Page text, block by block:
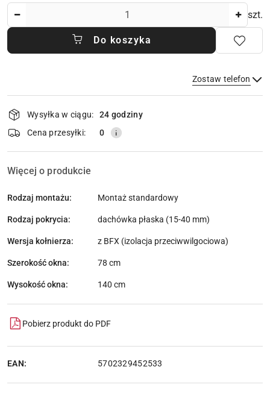
szt.
Do koszyka
Zostaw telefon
Wyślij
Dostępność
i
dostawa
Wysyłka w ciągu:
24 godziny
Cena przesyłki:
0
Więcej o produkcie
Rodzaj montażu: Montaż standardowy
Rodzaj pokrycia: dachówka płaska (15-40 mm)
Wersja kołnierza: z BFX (izolacja przeciwwilgociowa)
Szerokość okna: 78 cm
Wysokość okna: 140 cm
Pobierz produkt do PDF
EAN: 5702329452533